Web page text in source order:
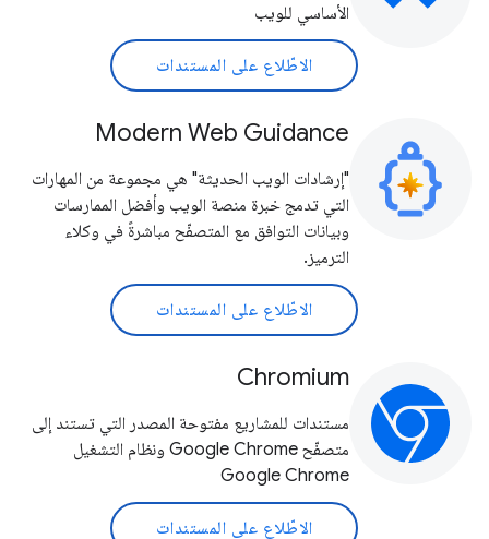
الأساسي للويب
الاطّلاع على المستندات
Modern Web Guidance
"إرشادات الويب الحديثة" هي مجموعة من المهارات
التي تدمج خبرة منصة الويب وأفضل الممارسات
وبيانات التوافق مع المتصفّح مباشرةً في وكلاء
الترميز.
الاطّلاع على المستندات
Chromium
مستندات للمشاريع مفتوحة المصدر التي تستند إلى
متصفّح Google Chrome ونظام التشغيل
Google Chrome
الاطّلاع على المستندات